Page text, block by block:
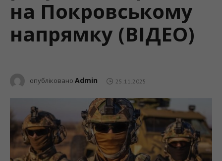
на Покровському
напрямку (ВІДЕО)
опубліковано Admin 25.11.2025